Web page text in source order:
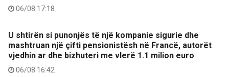
06/08 17:18
U shtirën si punonjës të një kompanie sigurie dhe
mashtruan një çifti pensionistësh në Francë, autorët
vjedhin ar dhe bizhuteri me vlerë 1.1 milion euro
06/08 16:42